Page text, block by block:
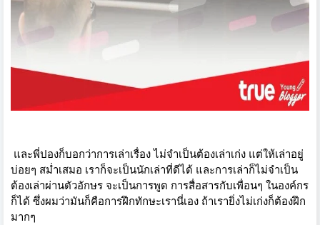
และพี่ปองก็บอกว่าการเล่าเรื่อง ไม่จำเป็นต้องเล่าเก่ง แต่ให้เล่าอยู่
บ่อยๆ สม่ำเสมอ เราก็จะเป็นนักเล่าที่ดีได้ และการเล่าก็ไม่จำเป็น
ต้องเล่าผ่านตัวอักษร จะเป็นการพูด การสื่อสารกับเพื่อนๆ ในองค์กร
ก็ได้ ซึ่งผมว่ามันก็คือการฝึกทักษะเรานี่เอง ถ้าเรายิ่งไม่เก่งก็ต้องฝึก
มากๆ